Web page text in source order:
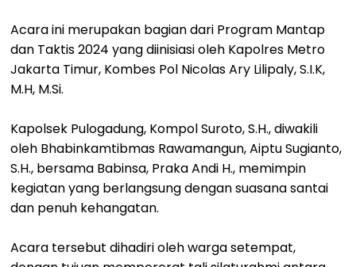
Acara ini merupakan bagian dari Program Mantap
dan Taktis 2024 yang diinisiasi oleh Kapolres Metro
Jakarta Timur, Kombes Pol Nicolas Ary Lilipaly, S.I.K,
M.H, M.Si.
Kapolsek Pulogadung, Kompol Suroto, S.H., diwakili
oleh Bhabinkamtibmas Rawamangun, Aiptu Sugianto,
S.H., bersama Babinsa, Praka Andi H., memimpin
kegiatan yang berlangsung dengan suasana santai
dan penuh kehangatan.
Acara tersebut dihadiri oleh warga setempat,